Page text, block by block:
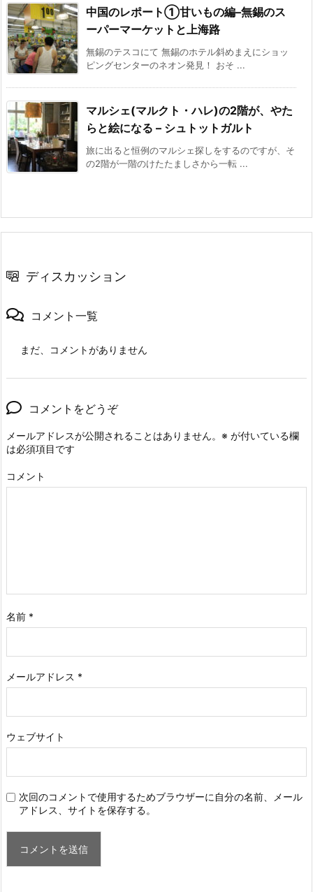
中国のレポート①甘いもの編–無錫のス
ーパーマーケットと上海路
無錫のテスコにて 無錫のホテル斜めまえにショッ
ピングセンターのネオン発見！ おそ ...
マルシェ(マルクト・ハレ)の2階が、やた
らと絵になる – シュトットガルト
旅に出ると恒例のマルシェ探しをするのですが、そ
の2階が一階のけたたましさから一転 ...
ディスカッション
コメント一覧
まだ、コメントがありません
コメントをどうぞ
メールアドレスが公開されることはありません。 ※ が付いている欄
は必須項目です
コメント
名前 *
メールアドレス *
ウェブサイト
次回のコメントで使用するためブラウザーに自分の名前、メール
アドレス、サイトを保存する。